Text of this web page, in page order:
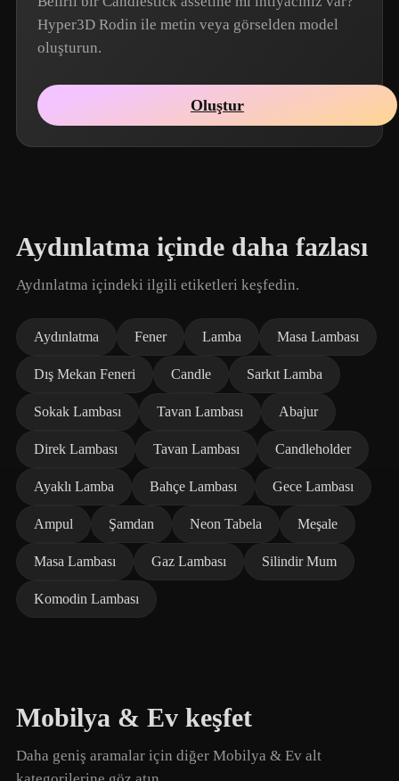
Hyper3D Rodin ile metin veya görselden model
oluşturun.
Oluştur
Aydınlatma içinde daha fazlası
Aydınlatma içindeki ilgili etiketleri keşfedin.
Aydınlatma Fener Lamba Masa Lambası
Dış Mekan Feneri Candle Sarkıt Lamba
Sokak Lambası Tavan Lambası Abajur
Direk Lambası Tavan Lambası Candleholder
Ayaklı Lamba Bahçe Lambası Gece Lambası
Ampul Şamdan Neon Tabela Meşale
Masa Lambası Gaz Lambası Silindir Mum
Komodin Lambası
Mobilya & Ev keşfet
Daha geniş aramalar için diğer Mobilya & Ev alt